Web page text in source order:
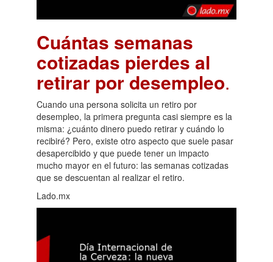
Cuántas semanas
cotizadas pierdes al
retirar por desempleo.
Cuando una persona solicita un retiro por
desempleo, la primera pregunta casi siempre es la
misma: ¿cuánto dinero puedo retirar y cuándo lo
recibiré? Pero, existe otro aspecto que suele pasar
desapercibido y que puede tener un impacto
mucho mayor en el futuro: las semanas cotizadas
que se descuentan al realizar el retiro.
Lado.mx